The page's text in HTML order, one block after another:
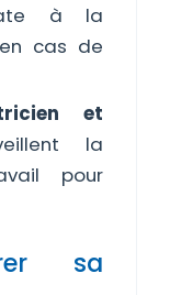
à la
cas de
et
la
pour
sa